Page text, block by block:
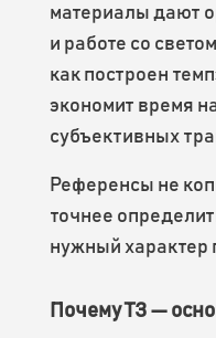
материалы дают
и работе со
как построен
экономит время
субъективных
Референсы не
точнее
нужный характер
Почему ТЗ —